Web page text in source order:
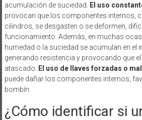
acumulación de suciedad.
El uso
provocan que los componentes internos,
cilindros, se desgasten o se deformen,
funcionamiento. Además, en muchas
humedad o la suciedad se acumulan en el
generando resistencia y provocando que
atascado.
El uso de llaves forzadas o
puede dañar los componentes internos,
bombín.
¿Cómo identificar si